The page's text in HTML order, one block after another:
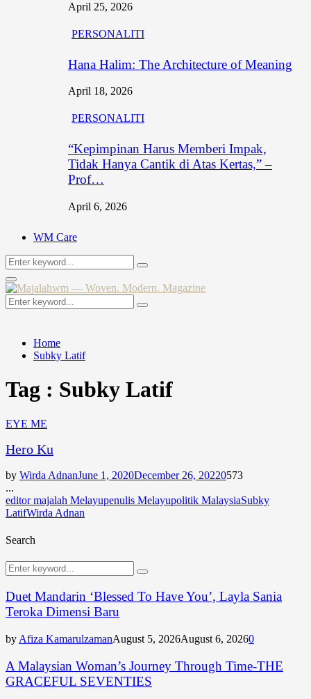
April 25, 2026
PERSONALITI
Hana Halim: The Architecture of Meaning
April 18, 2026
PERSONALITI
“Kepimpinan Harus Memberi Impak,
Tidak Hanya Cantik di Atas Kertas,” –
Prof…
April 6, 2026
WM Care
Search
for:
Search
Primary
Menu
Search
for:
Search
Home
Subky Latif
Tag : Subky Latif
EYE ME
Hero Ku
by Wirda AdnanJune 1, 2020December 26, 20220573
...
editor majalah Melayupenulis Melayupolitik MalaysiaSubky
LatifWirda Adnan
Search
Search
for:
Search
Duet Mandarin ‘Blessed To Have You’, Layla Sania
Teroka Dimensi Baru
by Afiza KamarulzamanAugust 5, 2026August 6, 20260
A Malaysian Woman’s Journey Through Time-THE
GRACEFUL SEVENTIES